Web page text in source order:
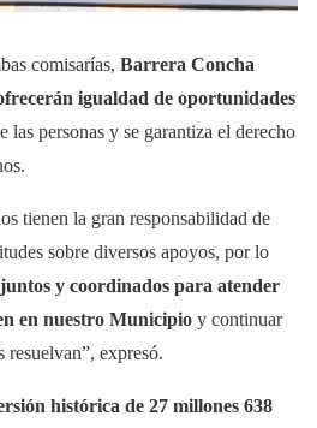
comisarías, Barrera Concha
igualdad de oportunidades
las personas y se garantiza el derecho
tienen la gran responsabilidad de
sobre diversos apoyos, por lo
y coordinados para atender
en nuestro Municipio y continuar
resuelvan”, expresó.
histórica de 27 millones 638